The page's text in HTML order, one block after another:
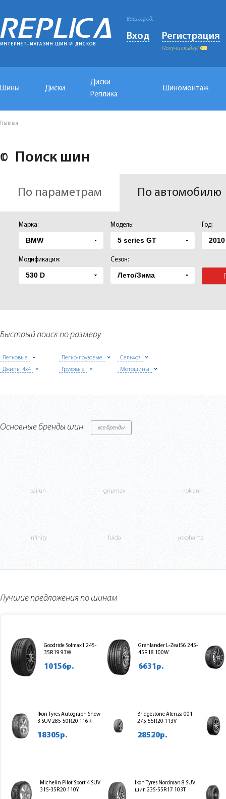
Ваш город:
Вход Регистрация
Получи скидку!
Шины Диски
Диски
Реплика
Шиномонтаж
Главная
Поиск шин
По параметрам По автомобилю
Марка: Модель: Год:
Модификация: Сезон:
Быстрый поиск по размеру
Легковые Легко-грузовые
Сельхоз
Джипы 4х4
Грузовые Мотошины
Основные бренды шин все бренды
sailun gripmax nokian
infinity fulda yokohama
Лучшие предложения по шинам
Goodride Solmax1 245-
35R19 93W
10156р.
Grenlander L-Zeal56 245-
45R18 100W
6631р.
Ikon Tyres Autograph Snow
3 SUV 285-50R20 116R
18305р.
Bridgestone Alenza 001
275-55R20 113V
28520р.
Michelin Pilot Sport 4 SUV
315-35R20 110Y
Ikon Tyres Nordman 8 SUV
шип 235-55R17 103T